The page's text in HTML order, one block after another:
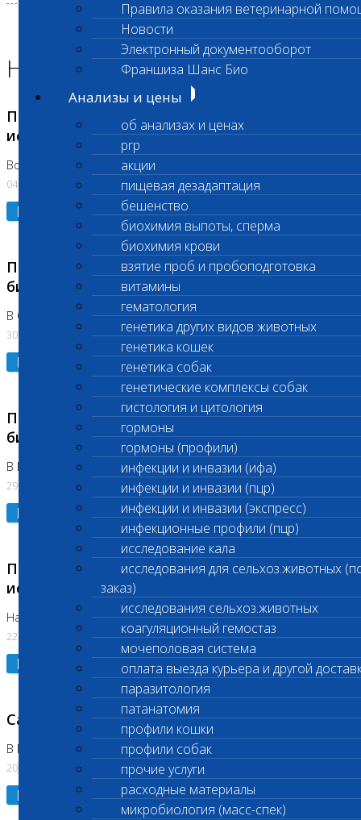
Правила оказания ветеринарной
Новости
Электронный документооборот
Франшиза Шанс Био
Анализы и цены
об анализах и ценах
prp
акции
пищевая дезадаптация
бешенство
биохимия выпоты, сперма
биохимия крови
взятие проб и пробоподготовка
витамины
гематология
генетика других видов животных
генетика кошек
генетика собак
генетические комплексы собак
гистология и цитология
гормоны
гормоны (профили)
инфекции и инвазии (ифа)
инфекции и инвазии (пцр)
инфекции и инвазии (экспресс)
инфекционные профили (пцр)
исследование кала
исследования для сельхоз.животных
заказ)
исследования сельхоз.животных
коагуляционный гемостаз
мочеполовая система
оплата выезда курьера и другой
паразитология
патанатомия
профили кошки
профили собак
прочие услуги
расходные материалы
микробиология (масс-спек)
Главная страница
Новости лаборатории
Приостановка срочных биохимических
исследований
Во Владыкино
04.08.2026
Подробнее
Приостановлено выполнение срочных
биохимических исследований
В Сколково. Код (123,309,310)
30.07.2026
Подробнее
Приостановлено выполнение срочных
биохимических исследований
В Бутово 29.07.26
29.07.2026
Подробнее
Приостановлено выполнение биохимических
исследований
На Нагорной. Код ( 123,310,309)
22.07.2026
Подробнее
Санитарные дни
В Коломне 24.07.2026 и 28.07.2026
20.07.2026
Подробнее